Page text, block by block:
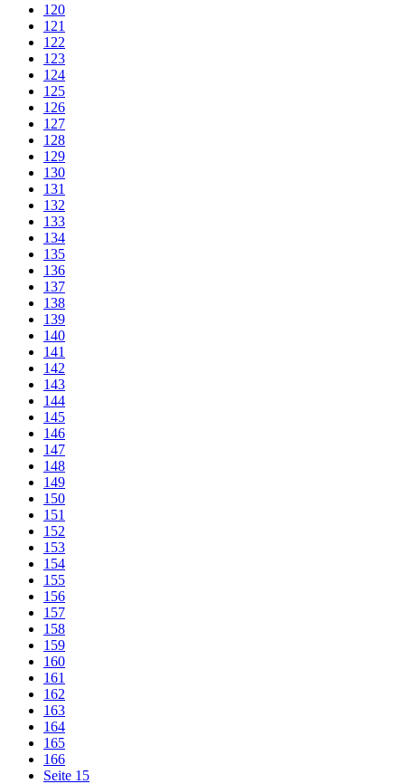
120
121
122
123
124
125
126
127
128
129
130
131
132
133
134
135
136
137
138
139
140
141
142
143
144
145
146
147
148
149
150
151
152
153
154
155
156
157
158
159
160
161
162
163
164
165
166
Seite 15